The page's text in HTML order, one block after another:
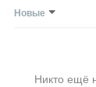
Новые
Никто ещё